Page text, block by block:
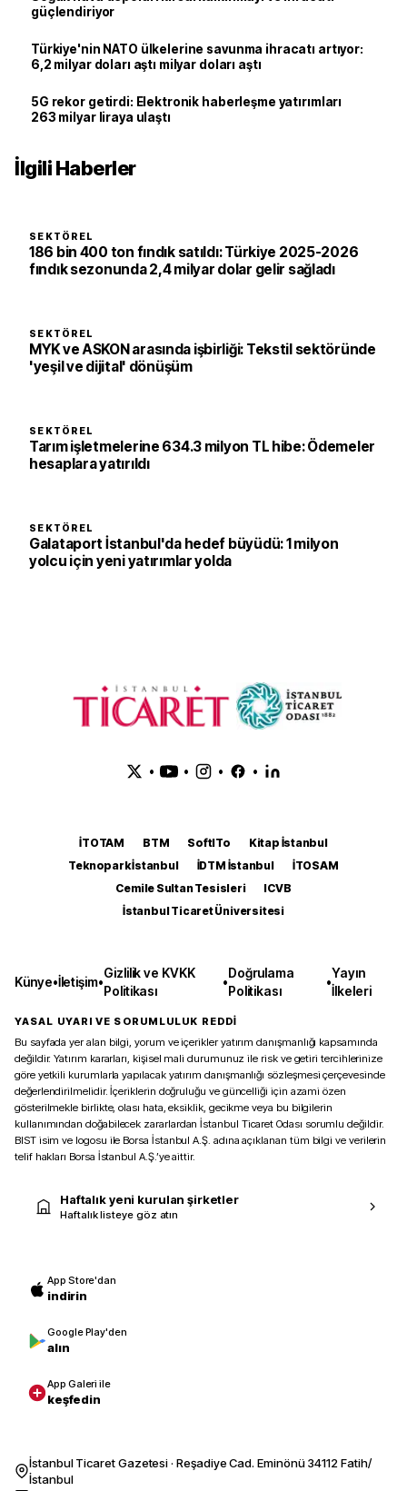
güçlendiriyor
Türkiye'nin NATO ülkelerine savunma ihracatı artıyor:
6,2 milyar doları aştı milyar doları aştı
5G rekor getirdi: Elektronik haberleşme yatırımları
263 milyar liraya ulaştı
İlgili Haberler
SEKTÖREL
186 bin 400 ton fındık satıldı: Türkiye 2025-2026
fındık sezonunda 2,4 milyar dolar gelir sağladı
SEKTÖREL
MYK ve ASKON arasında işbirliği: Tekstil sektöründe
'yeşil ve dijital' dönüşüm
SEKTÖREL
Tarım işletmelerine 634.3 milyon TL hibe: Ödemeler
hesaplara yatırıldı
SEKTÖREL
Galataport İstanbul'da hedef büyüdü: 1 milyon
yolcu için yeni yatırımlar yolda
• • • •
İTOTAM BTM SoftITo
Kitap İstanbul
Teknopark İstanbul
İDTM İstanbul
İTOSAM
Cemile Sultan Tesisleri
ICVB
İstanbul Ticaret Üniversitesi
Künye•İletişim•
Gizlilik ve KVKK
Politikası
•
Doğrulama
Politikası
•
Yayın
İlkeleri
YASAL UYARI VE SORUMLULUK REDDİ
Bu sayfada yer alan bilgi, yorum ve içerikler yatırım danışmanlığı kapsamında
değildir. Yatırım kararları, kişisel mali durumunuz ile risk ve getiri tercihlerinize
göre yetkili kurumlarla yapılacak yatırım danışmanlığı sözleşmesi çerçevesinde
değerlendirilmelidir. İçeriklerin doğruluğu ve güncelliği için azami özen
gösterilmekle birlikte, olası hata, eksiklik, gecikme veya bu bilgilerin
kullanımından doğabilecek zararlardan İstanbul Ticaret Odası sorumlu değildir.
BIST isim ve logosu ile Borsa İstanbul A.Ş. adına açıklanan tüm bilgi ve verilerin
telif hakları Borsa İstanbul A.Ş.’ye aittir.
Haftalık yeni kurulan şirketler
Haftalık listeye göz atın
App Store'dan
indirin
Google Play'den
alın
App Galeri ile
keşfedin
İstanbul Ticaret Gazetesi · Reşadiye Cad. Eminönü 34112 Fatih/
İstanbul